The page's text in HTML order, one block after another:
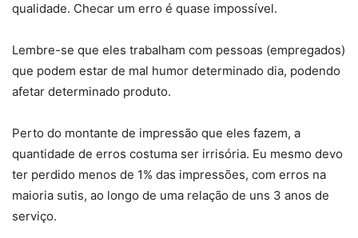
qualidade. Checar um erro é quase impossível.
Lembre-se que eles trabalham com pessoas (empregados)
que podem estar de mal humor determinado dia, podendo
afetar determinado produto.
Perto do montante de impressão que eles fazem, a
quantidade de erros costuma ser irrisória. Eu mesmo devo
ter perdido menos de 1% das impressões, com erros na
maioria sutis, ao longo de uma relação de uns 3 anos de
serviço.